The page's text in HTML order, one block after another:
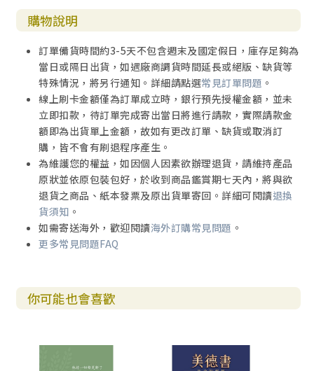
購物說明
訂單備貨時間約3-5天不包含週末及國定假日，庫存足夠為
當日或隔日出貨，如遇廠商調貨時間延長或絕版、缺貨等
特殊情況，將另行通知。詳細請點選常見訂單問題 。
線上刷卡金額僅為訂單成立時，銀行預先授權金額，並未
立即扣款，待訂單完成寄出當日將進行請款，實際請款金
額即為出貨單上金額，故如有更改訂單、缺貨或取消訂
購，皆不會有刷退程序產生。
為維護您的權益，如因個人因素欲辦理退貨，請維持產品
原狀並依原包裝包好，於收到商品鑑賞期七天內，將與欲
退貨之商品、紙本發票及原出貨單寄回。詳細可閱讀退換
貨須知 。
如需寄送海外，歡迎閱讀海外訂購常見問題 。
更多常見問題FAQ
你可能也會喜歡